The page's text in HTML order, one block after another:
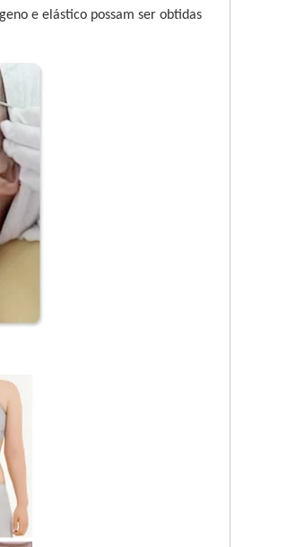
e elástico possam ser obtidas